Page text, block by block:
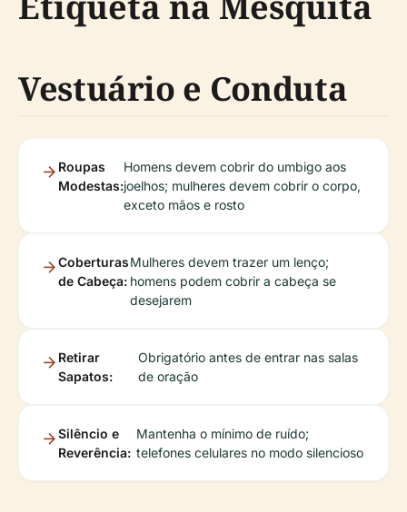
Vestuário e Conduta
Roupas
Modestas:
Homens devem cobrir do umbigo aos
joelhos; mulheres devem cobrir o corpo,
exceto mãos e rosto
Coberturas
de Cabeça:
Mulheres devem trazer um lenço;
homens podem cobrir a cabeça se
desejarem
Retirar
Sapatos:
Obrigatório antes de entrar nas salas
de oração
Silêncio e
Reverência:
Mantenha o mínimo de ruído;
telefones celulares no modo silencioso